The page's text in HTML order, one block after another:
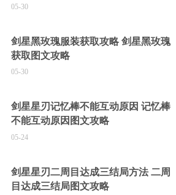
05-30
剑星黑玫瑰服装获取攻略 剑星黑玫瑰
获取图文攻略
05-30
剑星星刃记忆棒不能互动原因 记忆棒
不能互动原因图文攻略
05-24
剑星星刃二周目达成三结局方法 二周
目达成三结局图文攻略